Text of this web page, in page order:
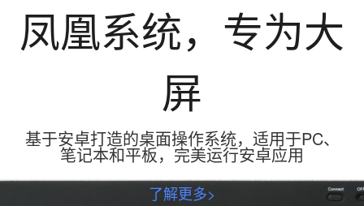
凤凰系统，专为大
屏
基于安卓打造的桌面操作系统，适用于PC、
笔记本和平板，完美运行安卓应用
了解更多>